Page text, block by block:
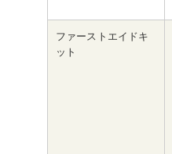
ファーストエイドキ
ット